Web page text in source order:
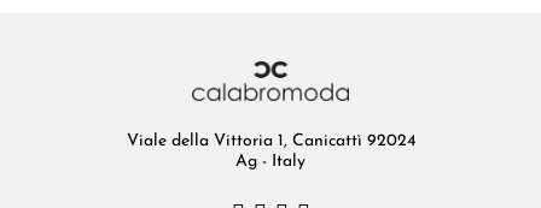
Viale della Vittoria 1, Canicattì 92024
Ag - Italy